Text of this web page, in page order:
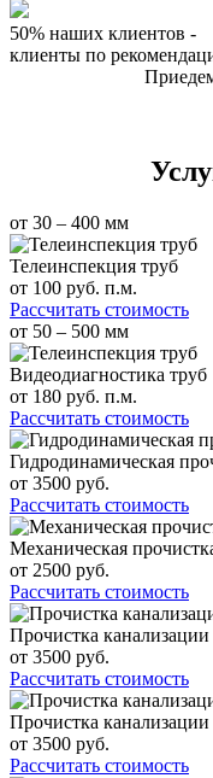
50% наших клиентов -
клиенты по
от 30 – 400 мм
Телеинспекция труб
от 100 руб. п.м.
Рассчитать стоимость
от 50 – 500 мм
Видеодиагностика труб
от 180 руб. п.м.
Рассчитать стоимость
Гидродинамическая
от 3500 руб.
Рассчитать стоимость
Механическая
от 2500 руб.
Рассчитать стоимость
Прочистка
от 3500 руб.
Рассчитать стоимость
Прочистка канализации
от 3500 руб.
Рассчитать стоимость